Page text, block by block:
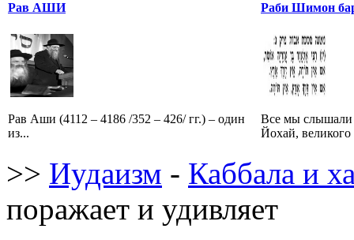
Рав АШИ
Рав Аши (4112 – 4186 /352 – 426/ гг.) – один
из...
Раби Шимон
Все мы
Йохай, великого
>> Иудаизм - Каббала и
поражает и удивляет